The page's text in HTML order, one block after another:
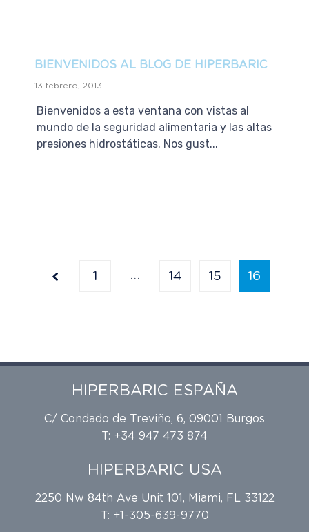
BIENVENIDOS AL BLOG DE HIPERBARIC
13 febrero, 2013
Bienvenidos a esta ventana con vistas al
mundo de la seguridad alimentaria y las altas
presiones hidrostáticas. Nos gust...
1 … 14 15 16
HIPERBARIC ESPAÑA
C/ Condado de Treviño, 6, 09001 Burgos
T: +34 947 473 874
HIPERBARIC USA
2250 Nw 84th Ave Unit 101, Miami, FL 33122
T: +1-305-639-9770